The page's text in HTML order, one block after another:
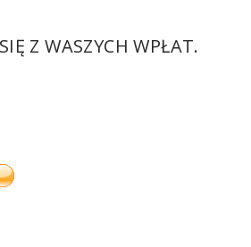
Z WASZYCH WPŁAT.